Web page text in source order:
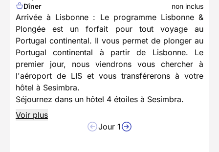
Dîner
non inclus
Arrivée à Lisbonne : Le programme Lisbonne &
Plongée est un forfait pour tout voyage au
Portugal continental. Il vous permet de plonger au
Portugal continental à partir de Lisbonne. Le
premier jour, nous viendrons vous chercher à
l'aéroport de LIS et vous transférerons à votre
hôtel à Sesimbra.
Séjournez dans un hôtel 4 étoiles à Sesimbra.
Voir plus
Jour 1